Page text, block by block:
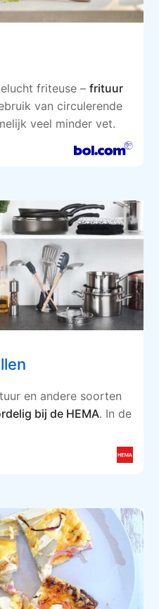
friteuse –frituur
van circulerende
veel minder vet.
en andere soorten
bij de HEMA. In de